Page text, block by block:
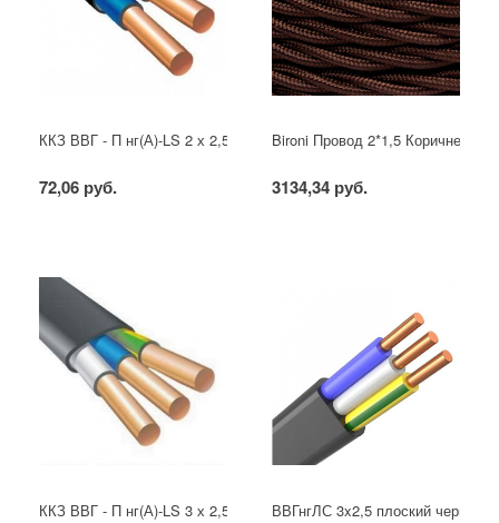
ККЗ ВВГ - П нг(А)-LS 2 х 2,5 ГОСТ
72,06 руб.
Bironi Провод 2*1,5 Коричневый
3134,34 руб.
ККЗ ВВГ - П нг(А)-LS 3 х 2,5 ГОСТ ВВГнгЛС 3x2,5 плоский черный